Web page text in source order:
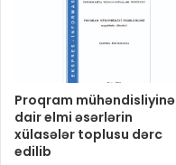
Proqram mühəndisliyinə
dair elmi əsərlərin
xülasələr toplusu dərc
edilib